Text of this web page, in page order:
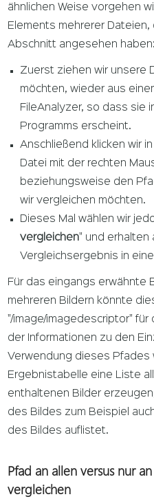
ähnlichen Weise vorgehen
Elements mehrerer
Abschnitt angesehen haben:
Zuerst ziehen wir unsere
möchten, wieder aus
FileAnalyzer, so dass sie
Programms erscheint.
Anschließend klicken wir
Datei mit der rechten
beziehungsweise den
wir vergleichen möchten.
Dieses Mal wählen wir
vergleichen" und erhalten
Vergleichsergebnis in
Für das eingangs erwähnte
mehreren Bildern könnte
"/image/imagedescriptor" für
der Informationen zu den
Verwendung dieses Pfades
Ergebnistabelle eine Liste
enthaltenen Bilder
des Bildes zum Beispiel
des Bildes auflistet.
Pfad an allen versus nur
vergleichen